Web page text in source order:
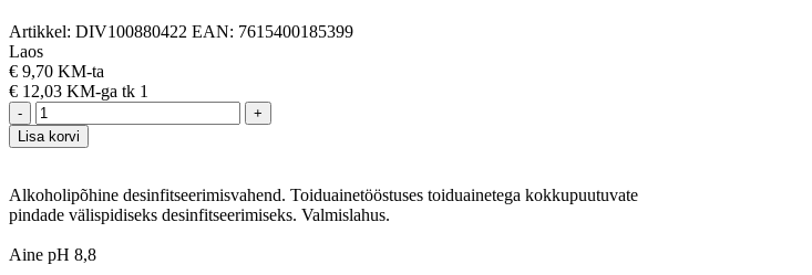
Artikkel: DIV100880422 EAN: 7615400185399
Laos
€ 9,70 KM-ta
€ 12,03 KM-ga tk 1
-
+
Lisa korvi
Alkoholipõhine desinfitseerimisvahend. Toiduainetööstuses toiduainetega kokkupuutuvate
pindade välispidiseks desinfitseerimiseks. Valmislahus.
Aine pH 8,8